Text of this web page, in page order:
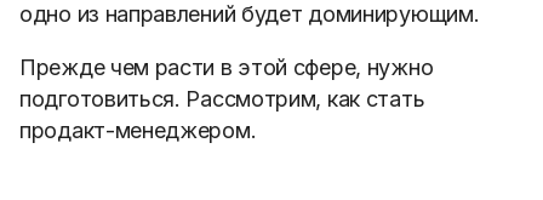
одно из направлений будет доминирующим.
Прежде чем расти в этой сфере, нужно
подготовиться. Рассмотрим, как стать
продакт-менеджером.